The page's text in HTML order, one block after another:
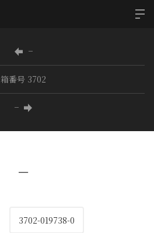
−
箱番号 3702
−
−
3702-019738-0